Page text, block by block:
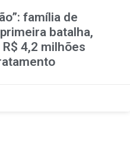
família de
batalha,
4,2 milhões